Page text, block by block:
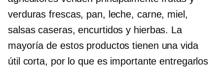
verduras frescas, pan, leche, carne, miel,
salsas caseras, encurtidos y hierbas. La
mayoría de estos productos tienen una vida
útil corta, por lo que es importante entregarlos